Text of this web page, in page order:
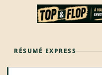
RÉSUMÉ EXPRESS